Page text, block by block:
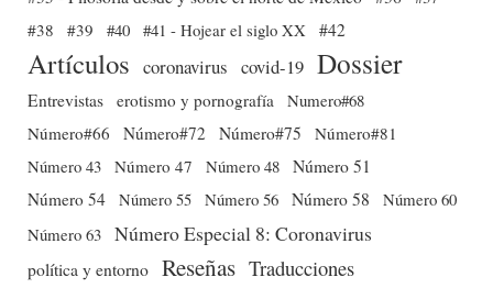
#38
#39 #40 #41 - Hojear el siglo XX #42
Artículos coronavirus covid-19 Dossier
Entrevistas erotismo y pornografía Numero#68
Número#66
Número#72 Número#75
Número#81
Número 43 Número 47 Número 48 Número 51
Número 54 Número 55 Número 56 Número 58
Número 60
Número 63 Número Especial 8: Coronavirus
política y entorno Reseñas Traducciones